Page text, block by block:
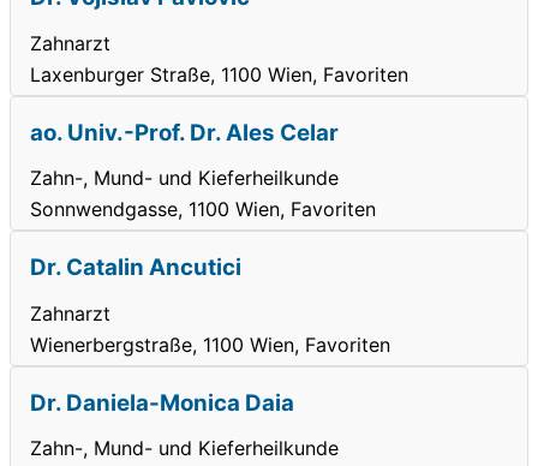
Zahnarzt
Laxenburger Straße, 1100 Wien, Favoriten
ao. Univ.-Prof. Dr. Ales Celar
Zahn-, Mund- und Kieferheilkunde
Sonnwendgasse, 1100 Wien, Favoriten
Dr. Catalin Ancutici
Zahnarzt
Wienerbergstraße, 1100 Wien, Favoriten
Dr. Daniela-Monica Daia
Zahn-, Mund- und Kieferheilkunde